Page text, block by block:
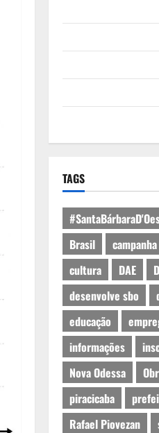
TAGS
Brasil
campanha
cultura
DAE
desenvolve sbo
educação
informações
Nova Odessa
piracicaba
Rafael Piovezan